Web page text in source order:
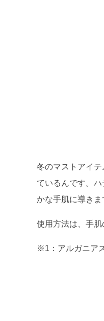
冬のマストアイ
ているんです。
かな手肌に導きま
使用方法は、手肌
※1：アルガニア